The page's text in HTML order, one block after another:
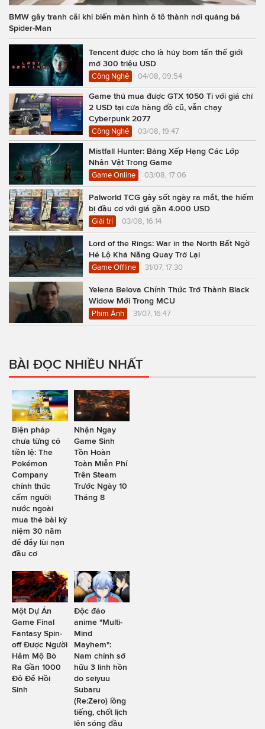
BMW gây tranh cãi khi biến màn hình ô tô thành nơi quảng bá
Spider-Man
Tencent được cho là hủy bom tấn thế giới
mở 300 triệu USD
Công Nghệ 04/08, 09:54
Game thủ mua được GTX 1050 Ti với giá chỉ
2 USD tại cửa hàng đồ cũ, vẫn chạy
Cyberpunk 2077
Công Nghệ 03/08, 19:47
Mistfall Hunter: Bảng Xếp Hạng Các Lớp
Nhân Vật Trong Game
Game Online 03/08, 17:06
Palworld TCG gây sốt ngày ra mắt, thẻ hiếm
bị đầu cơ với giá gần 4.000 USD
Giải trí 03/08, 16:14
Lord of the Rings: War in the North Bất Ngờ
Hé Lộ Khả Năng Quay Trở Lại
Game Offline 31/07, 17:30
Yelena Belova Chính Thức Trở Thành Black
Widow Mới Trong MCU
Phim Ảnh 31/07, 16:47
BÀI ĐỌC NHIỀU NHẤT
Biện pháp
chưa từng có
tiền lệ: The
Pokémon
Company
chính thức
cấm người
nước ngoài
mua thẻ bài kỷ
niệm 30 năm
để đẩy lùi nạn
đầu cơ
Nhận Ngay
Game Sinh
Tồn Hoàn
Toàn Miễn Phí
Trên Steam
Trước Ngày 10
Tháng 8
Một Dự Án
Game Final
Fantasy Spin-
off Được Người
Hâm Mộ Bỏ
Ra Gần 1000
Đô Để Hồi
Sinh
Độc đáo
anime "Multi-
Mind
Mayhem":
Nam chính sở
hữu 3 linh hồn
do seiyuu
Subaru
(Re:Zero) lồng
tiếng, chốt lịch
lên sóng đầu